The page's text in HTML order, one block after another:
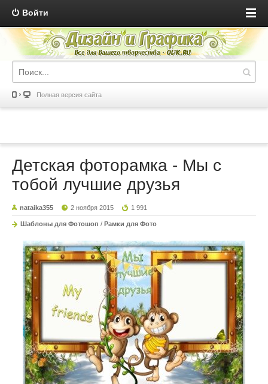
Войти
Полная версия сайта
Детская фоторамка - Мы с
тобой лучшие друзья
nataika355 2 ноября 2015 1 991
Шаблоны для Фотошоп / Рамки для Фото